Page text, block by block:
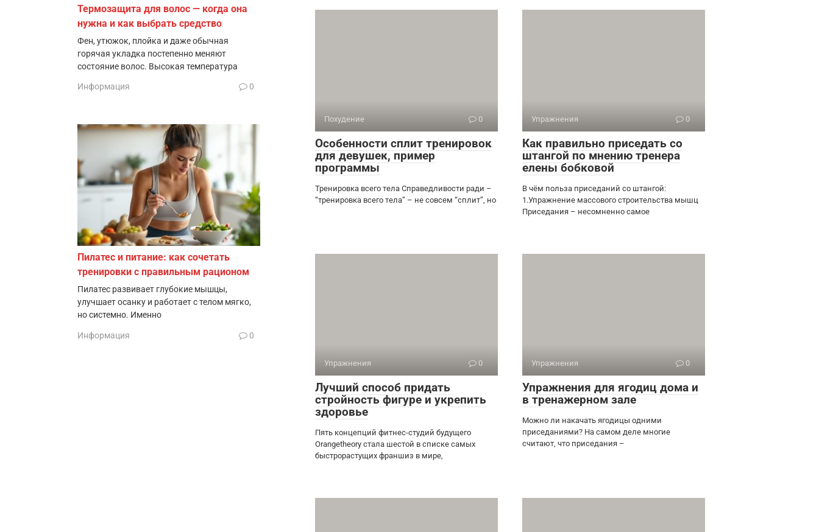
Похудение 0
Особенности сплит тренировок
для девушек, пример
программы
Тренировка всего тела Справедливости ради –
“тренировка всего тела” – не совсем “сплит”, но
Упражнения 0
Как правильно приседать со
штангой по мнению тренера
елены бобковой
В чём польза приседаний со штангой:
1.Упражнение массового строительства мышц
Приседания – несомненно самое
Упражнения 0
Лучший способ придать
стройность фигуре и укрепить
здоровье
Пять концепций фитнес-студий будущего
Orangetheory стала шестой в списке самых
быстрорастущих франшиз в мире,
Упражнения 0
Упражнения для ягодиц дома и
в тренажерном зале
Можно ли накачать ягодицы одними
приседаниями? На самом деле многие
считают, что приседания –
Термозащита для волос — когда она
нужна и как выбрать средство
Фен, утюжок, плойка и даже обычная
горячая укладка постепенно меняют
состояние волос. Высокая температура
Информация 0
Пилатес и питание: как сочетать
тренировки с правильным рационом
Пилатес развивает глубокие мышцы,
улучшает осанку и работает с телом мягко,
но системно. Именно
Информация 0